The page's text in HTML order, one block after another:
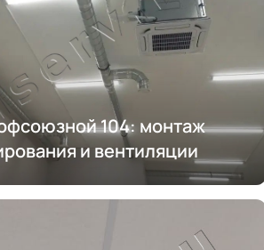
104: монтаж
и вентиляции